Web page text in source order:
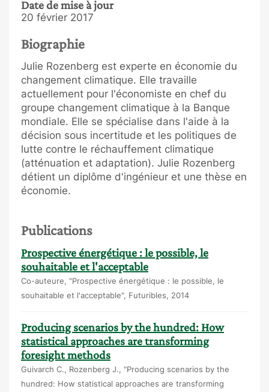
Date de mise à jour
20 février 2017
Biographie
Julie Rozenberg est experte en économie du
changement climatique. Elle travaille
actuellement pour l'économiste en chef du
groupe changement climatique à la Banque
mondiale. Elle se spécialise dans l'aide à la
décision sous incertitude et les politiques de
lutte contre le réchauffement climatique
(atténuation et adaptation). Julie Rozenberg
détient un diplôme d'ingénieur et une thèse en
économie.
Publications
Prospective énergétique : le possible, le
souhaitable et l'acceptable
Co-auteure, "Prospective énergétique : le possible, le
souhaitable et l'acceptable", Futuribles, 2014
Producing scenarios by the hundred: How
statistical approaches are transforming
foresight methods
Guivarch C., Rozenberg J., "Producing scenarios by the
hundred: How statistical approaches are transforming